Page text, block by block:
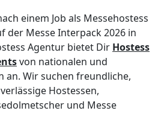
einem Job als Messehostess
der Messe Interpack 2026 in
Agentur bietet Dir Hostess
von nationalen und
an. Wir suchen freundliche,
Hostessen,
und Messe